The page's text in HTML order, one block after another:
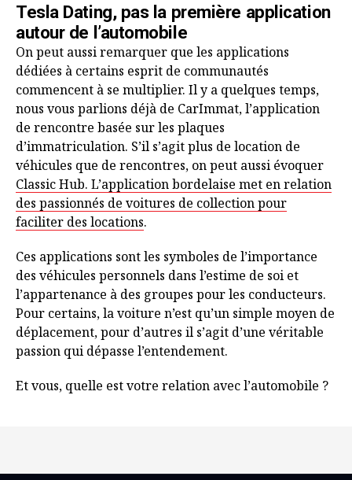
Tesla Dating, pas la première application
autour de l’automobile
On peut aussi remarquer que les applications
dédiées à certains esprit de communautés
commencent à se multiplier. Il y a quelques temps,
nous vous parlions déjà de CarImmat, l’application
de rencontre basée sur les plaques
d’immatriculation. S’il s’agit plus de location de
véhicules que de rencontres, on peut aussi évoquer
Classic Hub. L’application bordelaise met en relation
des passionnés de voitures de collection pour
faciliter des locations.
Ces applications sont les symboles de l’importance
des véhicules personnels dans l’estime de soi et
l’appartenance à des groupes pour les conducteurs.
Pour certains, la voiture n’est qu’un simple moyen de
déplacement, pour d’autres il s’agit d’une véritable
passion qui dépasse l’entendement.
Et vous, quelle est votre relation avec l’automobile ?